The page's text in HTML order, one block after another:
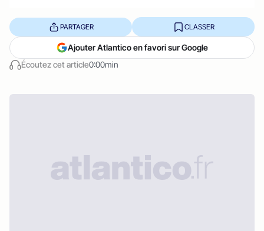
Écoutez cet article0:00min
PARTAGER CLASSER
Ajouter Atlantico en favori sur Google